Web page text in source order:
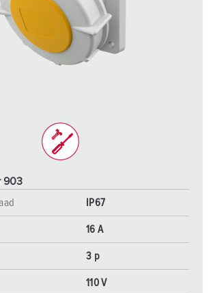
903
IP67
16 A
3 p
110 V